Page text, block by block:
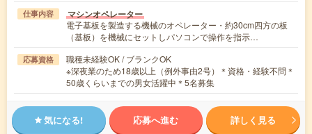
仕事内容 マシンオペレーター
電子基板を製造する機械のオペレーター・約30cm四方の板
（基板）を機械にセットしパソコンで操作を指示…
応募資格
職種未経験OK / ブランクOK
※深夜業のため18歳以上（例外事由2号）＊資格・経験不問＊
50歳くらいまでの男女活躍中＊5名募集
気になる! 応募へ進む 詳しく見る